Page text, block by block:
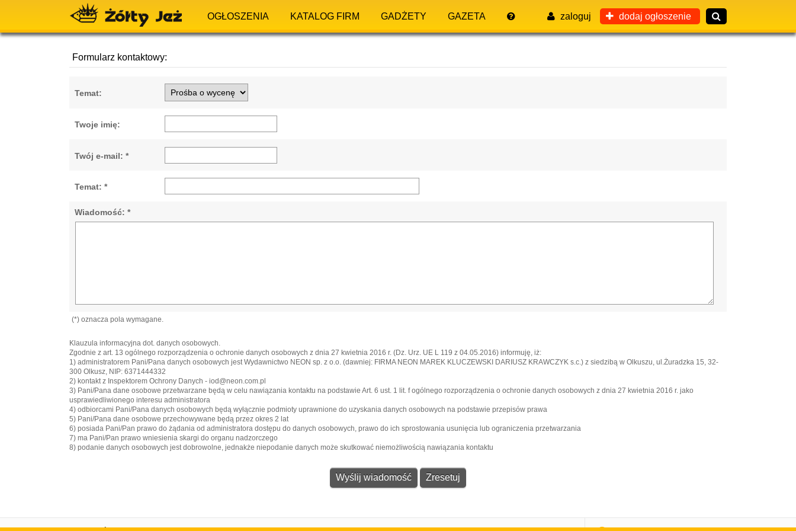
OGŁOSZENIA KATALOG FIRM GADŻETY GAZETA zaloguj dodaj ogłoszenie
Formularz kontaktowy:
Temat:
Twoje imię:
Twój e-mail: *
Temat: *
Wiadomość: *
(*) oznacza pola wymagane.
Klauzula informacyjna dot. danych osobowych.
Zgodnie z art. 13 ogólnego rozporządzenia o ochronie danych osobowych z dnia 27 kwietnia 2016 r. (Dz. Urz. UE L 119 z 04.05.2016) informuję, iż:
1) administratorem Pani/Pana danych osobowych jest Wydawnictwo NEON sp. z o.o. (dawniej: FIRMA NEON MAREK KLUCZEWSKI DARIUSZ KRAWCZYK s.c.) z siedzibą w Olkuszu, ul.Żuradzka 15, 32-
300 Olkusz, NIP: 6371444332
2) kontakt z Inspektorem Ochrony Danych - iod@neon.com.pl
3) Pani/Pana dane osobowe przetwarzane będą w celu nawiązania kontaktu na podstawie Art. 6 ust. 1 lit. f ogólnego rozporządzenia o ochronie danych osobowych z dnia 27 kwietnia 2016 r. jako
usprawiedliwionego interesu administratora
4) odbiorcami Pani/Pana danych osobowych będą wyłącznie podmioty uprawnione do uzyskania danych osobowych na podstawie przepisów prawa
5) Pani/Pana dane osobowe przechowywane będą przez okres 2 lat
6) posiada Pani/Pan prawo do żądania od administratora dostępu do danych osobowych, prawo do ich sprostowania usunięcia lub ograniczenia przetwarzania
7) ma Pani/Pan prawo wniesienia skargi do organu nadzorczego
8) podanie danych osobowych jest dobrowolne, jednakże niepodanie danych może skutkować niemożliwością nawiązania kontaktu